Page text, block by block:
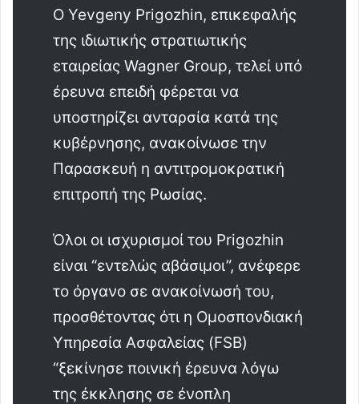
Ο Yevgeny Prigozhin, επικεφαλής
της ιδιωτικής στρατιωτικής
εταιρείας Wagner Group, τελεί υπό
έρευνα επειδή φέρεται να
υποστηρίζει ανταρσία κατά της
κυβέρνησης, ανακοίνωσε την
Παρασκευή η αντιτρομοκρατική
επιτροπή της Ρωσίας.
Όλοι οι ισχυρισμοί του Prigozhin
είναι “εντελώς αβάσιμοι”, ανέφερε
το όργανο σε ανακοίνωσή του,
προσθέτοντας ότι η Ομοσπονδιακή
Υπηρεσία Ασφαλείας (FSB)
“ξεκίνησε ποινική έρευνα λόγω
της έκκλησης σε ένοπλη